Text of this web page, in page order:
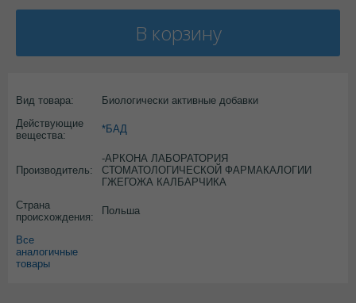
В корзину
Вид товара:
Биологически активные добавки
Действующие
вещества:
*БАД
Производитель:
-АРКОНА ЛАБОРАТОРИЯ
СТОМАТОЛОГИЧЕСКОЙ ФАРМАКАЛОГИИ
ГЖЕГОЖА КАЛБАРЧИКА
Страна
происхождения:
Польша
Все
аналогичные
товары